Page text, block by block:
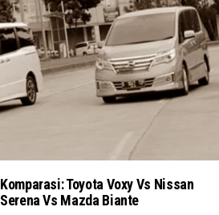
Komparasi: Toyota Voxy Vs Nissan
Serena Vs Mazda Biante